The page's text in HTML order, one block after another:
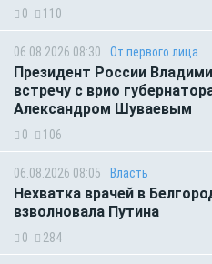
0 110
06.08.2026 08:30 От первого лица
Президент России
встречу с врио
Александром Шуваевым
0 106
06.08.2026 08:05 Власть
Нехватка врачей в
взволновала Путина
0 284